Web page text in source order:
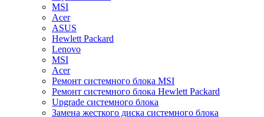
MSI
Acer
ASUS
Hewlett Packard
Lenovo
MSI
Acer
Ремонт системного блока MSI
Ремонт системного блока Hewlett Packard
Upgrade системного блока
Замена жесткого диска системного блока